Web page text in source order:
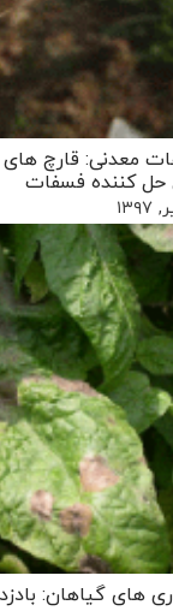
معدنی: قارچ های
حل کننده فسفات
های گیاهان: